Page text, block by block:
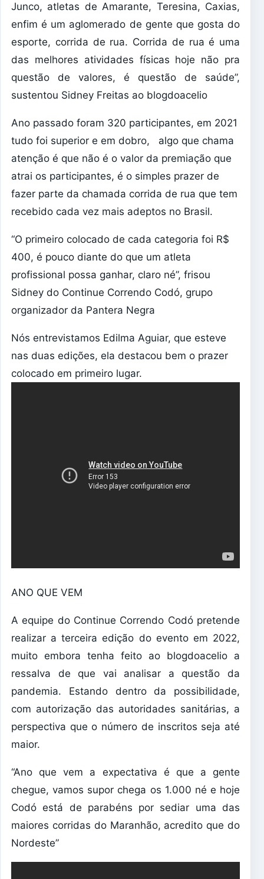
Junco, atletas de Amarante, Teresina, Caxias,
enfim é um aglomerado de gente que gosta do
esporte, corrida de rua. Corrida de rua é uma
das melhores atividades físicas hoje não pra
questão de valores, é questão de saúde”,
sustentou Sidney Freitas ao blogdoacelio
Ano passado foram 320 participantes, em 2021
tudo foi superior e em dobro, algo que chama
atenção é que não é o valor da premiação que
atrai os participantes, é o simples prazer de
fazer parte da chamada corrida de rua que tem
recebido cada vez mais adeptos no Brasil.
“O primeiro colocado de cada categoria foi R$
400, é pouco diante do que um atleta
profissional possa ganhar, claro né”, frisou
Sidney do Continue Correndo Codó, grupo
organizador da Pantera Negra
Nós entrevistamos Edilma Aguiar, que esteve
nas duas edições, ela destacou bem o prazer
colocado em primeiro lugar.
ANO QUE VEM
A equipe do Continue Correndo Codó pretende
realizar a terceira edição do evento em 2022,
muito embora tenha feito ao blogdoacelio a
ressalva de que vai analisar a questão da
pandemia. Estando dentro da possibilidade,
com autorização das autoridades sanitárias, a
perspectiva que o número de inscritos seja até
maior.
“Ano que vem a expectativa é que a gente
chegue, vamos supor chega os 1.000 né e hoje
Codó está de parabéns por sediar uma das
maiores corridas do Maranhão, acredito que do
Nordeste”